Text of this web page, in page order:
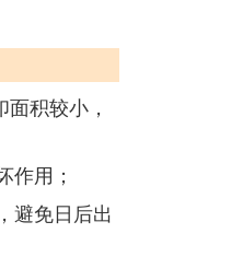
积较小，
用；
避免日后出